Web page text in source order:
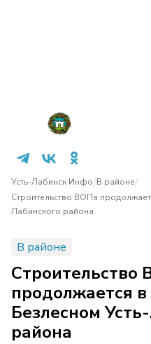
Усть-Лабинск Инфо/В районе/
Строительство ВОПа
Лабинского района
В районе
Строительство
продолжается в
Безлесном
района